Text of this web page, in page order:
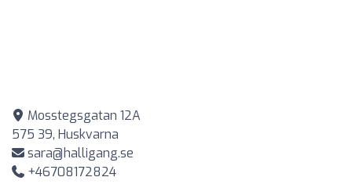
Mosstegsgatan 12A
575 39, Huskvarna
sara@halligang.se
+46708172824